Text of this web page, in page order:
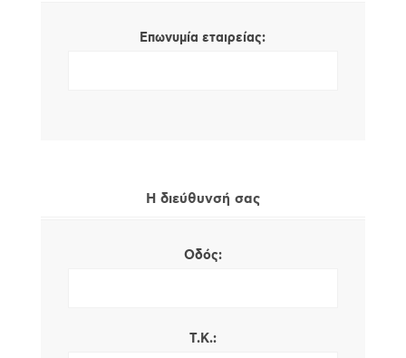
Επωνυμία εταιρείας:
Η διεύθυνσή σας
Οδός:
Τ.Κ.: